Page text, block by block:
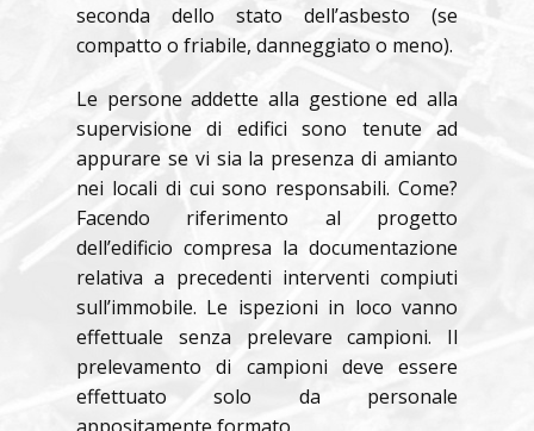
seconda dello stato dell’asbesto (se
compatto o friabile, danneggiato o meno).
Le persone addette alla gestione ed alla
supervisione di edifici sono tenute ad
appurare se vi sia la presenza di amianto
nei locali di cui sono responsabili. Come?
Facendo riferimento al progetto
dell’edificio compresa la documentazione
relativa a precedenti interventi compiuti
sull’immobile. Le ispezioni in loco vanno
effettuale senza prelevare campioni. Il
prelevamento di campioni deve essere
effettuato solo da personale